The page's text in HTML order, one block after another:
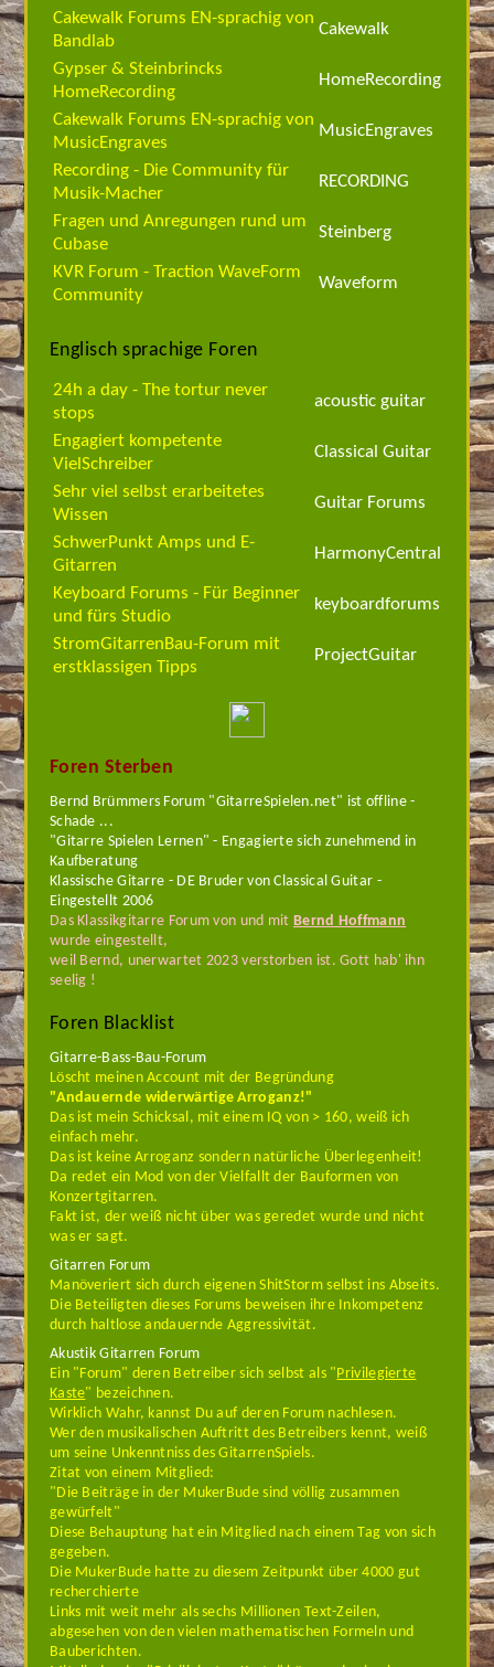
Cakewalk Forums EN-sprachig von
Bandlab
Cakewalk
Gypser & Steinbrincks
HomeRecording
HomeRecording
Cakewalk Forums EN-sprachig von
MusicEngraves
MusicEngraves
Recording - Die Community für
Musik-Macher
RECORDING
Fragen und Anregungen rund um
Cubase
Steinberg
KVR Forum - Traction WaveForm
Community
Waveform
Englisch sprachige Foren
24h a day - The tortur never
stops
acoustic guitar
Engagiert kompetente
VielSchreiber
Classical Guitar
Sehr viel selbst erarbeitetes
Wissen
Guitar Forums
SchwerPunkt Amps und E-
Gitarren
HarmonyCentral
Keyboard Forums - Für Beginner
und fürs Studio
keyboardforums
StromGitarrenBau-Forum mit
erstklassigen Tipps
ProjectGuitar
Foren Sterben
Bernd Brümmers Forum "GitarreSpielen.net" ist offline -
Schade ...
"Gitarre Spielen Lernen" - Engagierte sich zunehmend in
Kaufberatung
Klassische Gitarre - DE Bruder von Classical Guitar -
Eingestellt 2006
Das Klassikgitarre Forum von und mitBernd Hoffmann
wurde eingestellt,
weil Bernd, unerwartet 2023 verstorben ist. Gott hab' ihn
seelig !
Foren Blacklist
Gitarre-Bass-Bau-Forum
Löscht meinen Account mit der Begründung
"Andauernde widerwärtige Arroganz!"
Das ist mein Schicksal, mit einem IQ von > 160, weiß ich
einfach mehr.
Das ist keine Arroganz sondern natürliche Überlegenheit!
Da redet ein Mod von der Vielfallt der Bauformen von
Konzertgitarren.
Fakt ist, der weiß nicht über was geredet wurde und nicht
was er sagt.
Gitarren Forum
Manöveriert sich durch eigenen ShitStorm selbst ins Abseits.
Die Beteiligten dieses Forums beweisen ihre Inkompetenz
durch haltlose andauernde Aggressivität.
Akustik Gitarren Forum
Ein "Forum" deren Betreiber sich selbst als "Privilegierte
Kaste" bezeichnen.
Wirklich Wahr, kannst Du auf deren Forum nachlesen.
Wer den musikalischen Auftritt des Betreibers kennt, weiß
um seine Unkenntniss des GitarrenSpiels.
Zitat von einem Mitglied:
"Die Beiträge in der MukerBude sind völlig zusammen
gewürfelt"
Diese Behauptung hat ein Mitglied nach einem Tag von sich
gegeben.
Die MukerBude hatte zu diesem Zeitpunkt über 4000 gut
recherchierte
Links mit weit mehr als sechs Millionen Text-Zeilen,
abgesehen von den vielen mathematischen Formeln und
Bauberichten.